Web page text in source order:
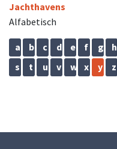
Jachthavens
Alfabetisch
a b c d e f g h
s
t u v w x y z